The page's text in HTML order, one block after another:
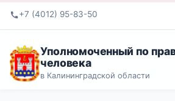
+7 (4012) 95-83-50
Уполномоченный по
человека
в Калининградской области